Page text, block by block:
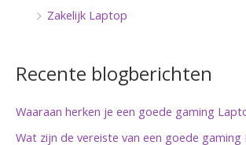
Zakelijk Laptop
Recente blogberichten
Waaraan herken je een goede gaming
Wat zijn de vereiste van een goede gaming